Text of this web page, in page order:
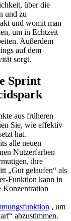
über die
und zu
und womit man
um in Echtzeit
Außerdem
auf dem
sorgt.
Sprint
aus früheren
Sie, wie effektiv
hat.
alle neuen
Nutzerfarben
ihre
„Gut gelaufen“ als
Funktion kann in
Konzentration
, um
abzustimmen.